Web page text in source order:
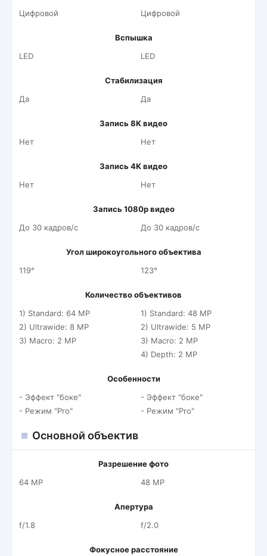
Цифровой
Цифровой
Вспышка
LED
LED
Стабилизация
Да
Да
Запись 8K видео
Нет
Нет
Запись 4K видео
Нет
Нет
Запись 1080p видео
До 30 кадров/c
До 30 кадров/c
Угол широкоугольного объектива
119°
123°
Количество объективов
1) Standard: 64 MP
2) Ultrawide: 8 MP
3) Macro: 2 MP
1) Standard: 48 MP
2) Ultrawide: 5 MP
3) Macro: 2 MP
4) Depth: 2 MP
Особенности
- Эффект "боке"
- Режим "Pro"
- Эффект "боке"
- Режим "Pro"
Основной объектив
Разрешение фото
64 MP
48 MP
Апертура
f/1.8
f/2.0
Фокусное расстояние